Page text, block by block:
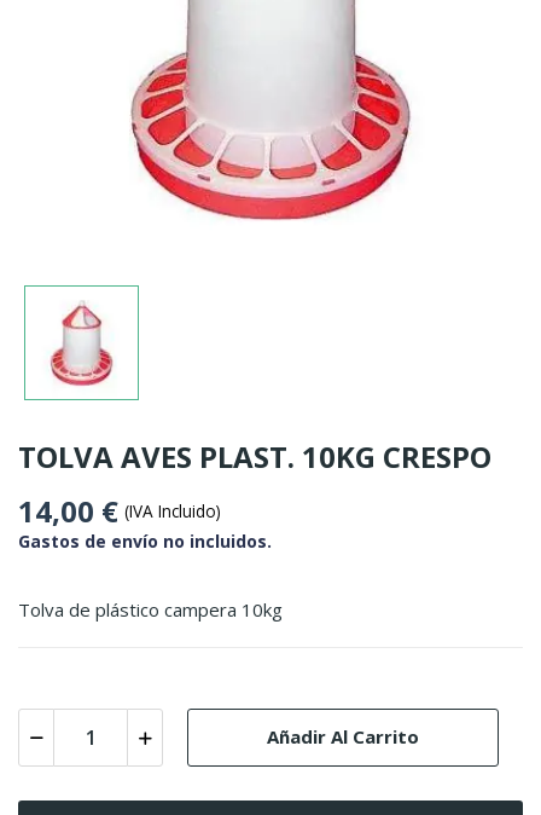
TOLVA AVES PLAST. 10KG CRESPO
14,00 € (IVA Incluido)
Gastos de envío no incluidos.
Tolva de plástico campera 10kg
Añadir Al Carrito